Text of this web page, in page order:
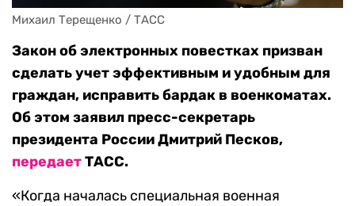
Михаил Терещенко / ТАСС
Закон об электронных повестках призван
сделать учет эффективным и удобным для
граждан, исправить бардак в военкоматах.
Об этом заявил пресс-секретарь
президента России Дмитрий Песков,
передаетТАСС.
«Когда началась специальная военная